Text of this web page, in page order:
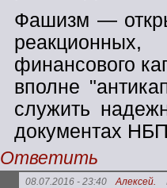
Фашизм —
финансового
вполне
служить
документах
Ответить
08.07.2016 - 23:40 Алексей.